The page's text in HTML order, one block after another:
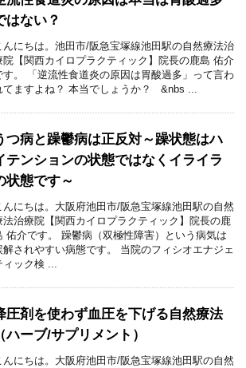
はない？
んにちは。池田市/阪急宝塚線池田駅の自然療法治
院【関西カイロプラクティック】院長の鹿島 佑介
す。 「逆流性食道炎の原因は胃酸過多」って言わ
てますよね？ 本当でしょうか？ &nbs ...
つ病と躁鬱病は正反対～躁状態はハ
テンションの状態ではなくイライラ
状態です～
んにちは。大阪府池田市/阪急宝塚線池田駅の自然
法治療院【関西カイロプラクティック】院長の鹿
佑介です。 躁鬱病（双極性障害）という病気は
解されやすい病態です。 当院のフィシオエナジェ
ィック検 ...
圧剤を使わず血圧を下げる自然療法
（ハーブ/サプリメント）
んにちは。大阪府池田市/阪急宝塚線池田駅の自然